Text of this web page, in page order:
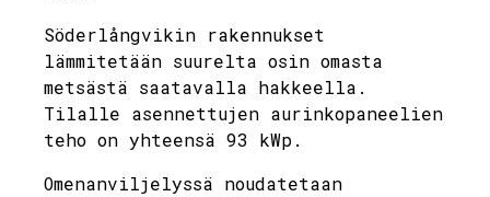
Söderlångvikin rakennukset
lämmitetään suurelta osin omasta
metsästä saatavalla hakkeella.
Tilalle asennettujen aurinkopaneelien
teho on yhteensä 93 kWp.
Omenanviljelyssä noudatetaan